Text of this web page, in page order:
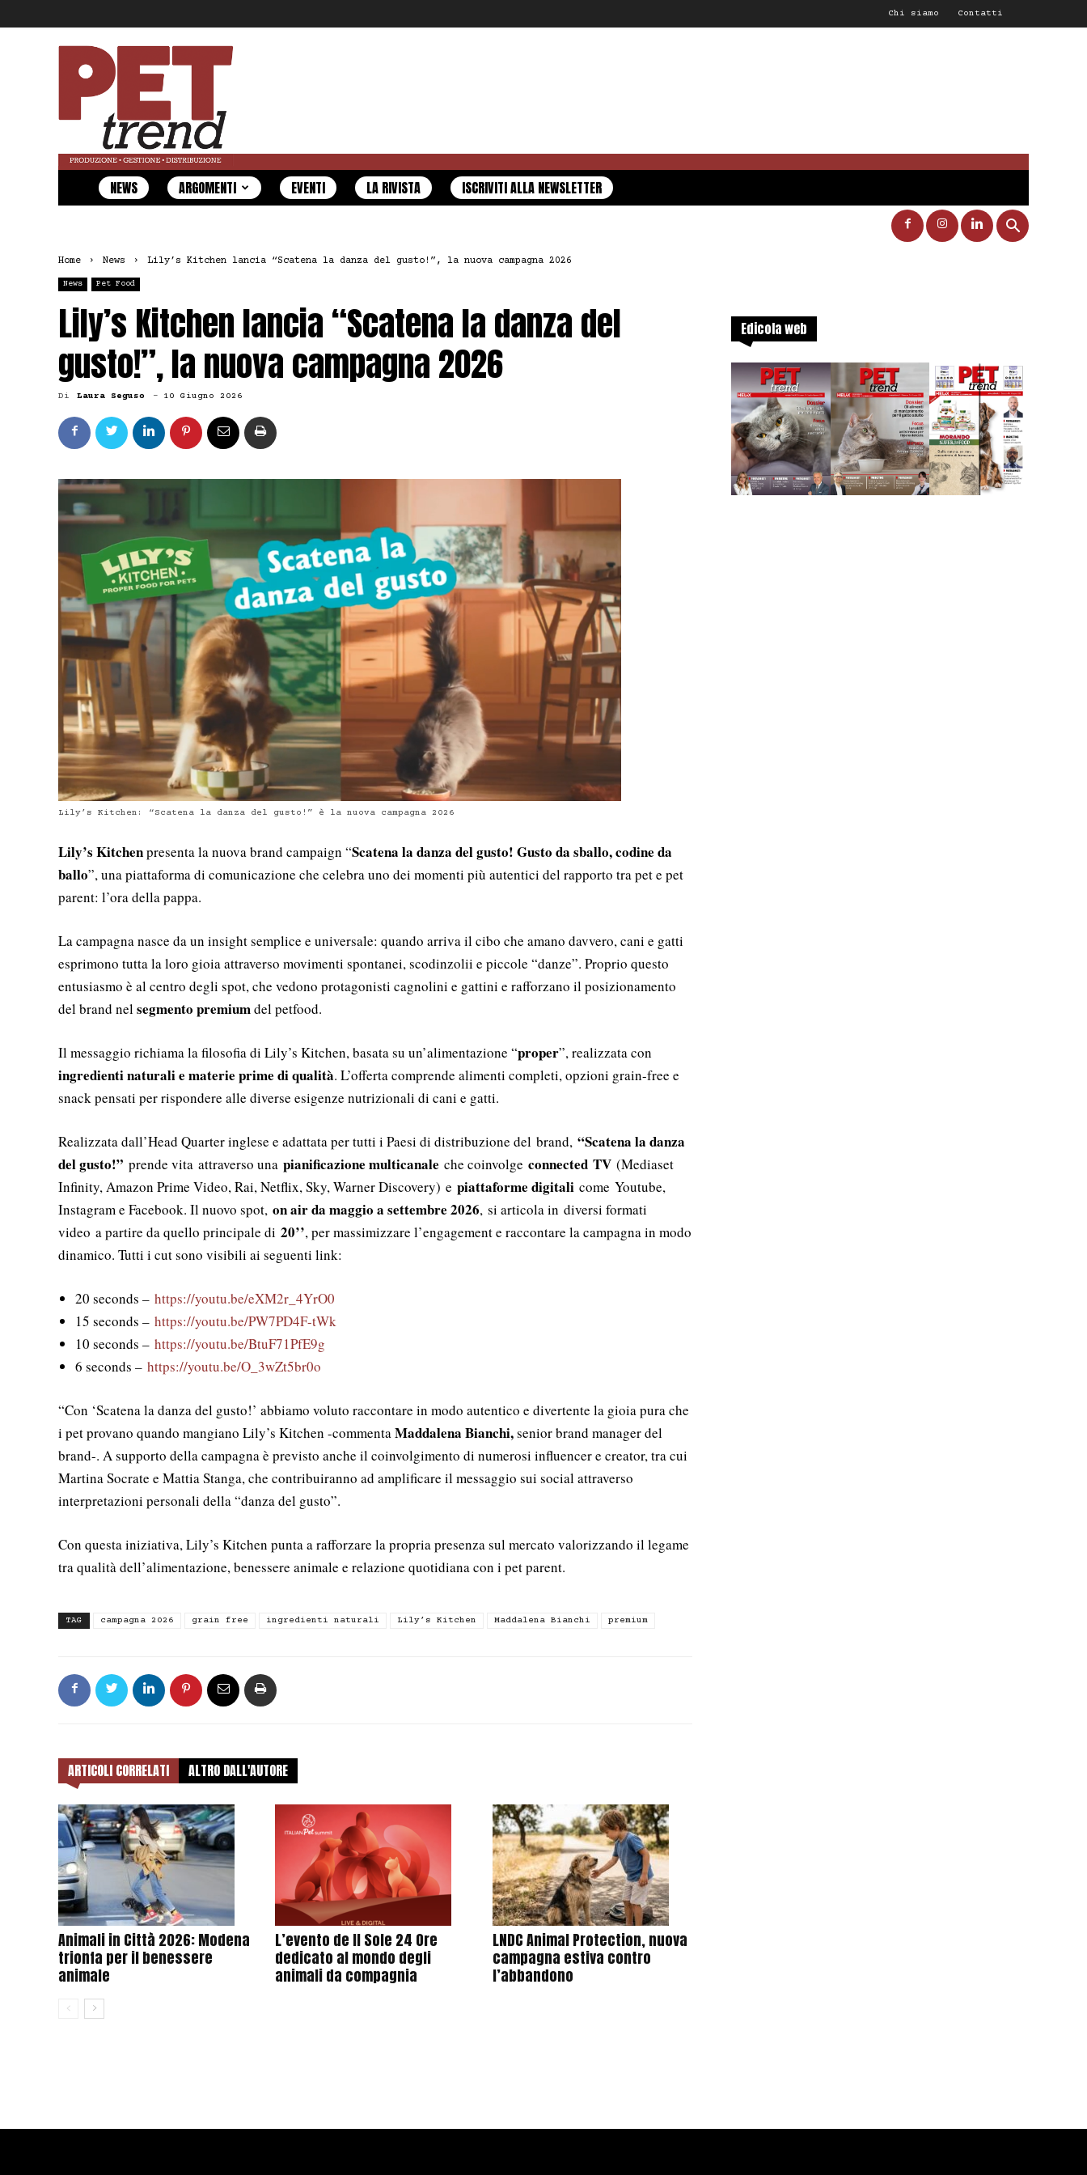
Chi siamo Contatti
Pet
Trend
NEWS ARGOMENTI EVENTI LA RIVISTA ISCRIVITI ALLA NEWSLETTER
Home News Lily’s Kitchen lancia “Scatena la danza del gusto!”, la nuova campagna 2026
News Pet Food
Lily’s Kitchen lancia “Scatena la danza del
gusto!”, la nuova campagna 2026
Di Laura Seguso - 10 Giugno 2026
Lily’s Kitchen: “Scatena la danza del gusto!” è la nuova campagna 2026
Lily’s Kitchenpresenta la nuova brand campaign “Scatena la danza del gusto! Gusto da sballo, codine da
ballo”, una piattaforma di comunicazione che celebra uno dei momenti più autentici del rapporto tra pet e pet
parent: l’ora della pappa.
La campagna nasce da un insight semplice e universale: quando arriva il cibo che amano davvero, cani e gatti
esprimono tutta la loro gioia attraverso movimenti spontanei, scodinzolii e piccole “danze”. Proprio questo
entusiasmo è al centro degli spot, che vedono protagonisti cagnolini e gattini e rafforzano il posizionamento
del brand nelsegmento premiumdel petfood.
Il messaggio richiama la filosofia di Lily’s Kitchen, basata su un’alimentazione “proper”, realizzata con
ingredienti naturali e materie prime di qualità. L’offerta comprende alimenti completi, opzioni grain-free e
snack pensati per rispondere alle diverse esigenze nutrizionali di cani e gatti.
Realizzata dall’Head Quarter inglese e adattata per tutti i Paesi di distribuzione del brand, “Scatena la danza
del gusto!” prende vita attraverso una pianificazione multicanale che coinvolge connected TV (Mediaset
Infinity, Amazon Prime Video, Rai, Netflix, Sky, Warner Discovery) e piattaforme digitali come Youtube,
Instagram e Facebook. Il nuovo spot, on air da maggio a settembre 2026, si articola in diversi formati
video a partire da quello principale di 20’’, per massimizzare l’engagement e raccontare la campagna in modo
dinamico. Tutti i cut sono visibili ai seguenti link:
20 seconds – https://youtu.be/eXM2r_4YrO0
15 seconds – https://youtu.be/PW7PD4F-tWk
10 seconds – https://youtu.be/BtuF71PfE9g
6 seconds – https://youtu.be/O_3wZt5br0o
“Con ‘Scatena la danza del gusto!’ abbiamo voluto raccontare in modo autentico e divertente la gioia pura che
i pet provano quando mangiano Lily’s Kitchen -commentaMaddalena Bianchi,senior brand manager del
brand-. A supporto della campagna è previsto anche il coinvolgimento di numerosi influencer e creator, tra cui
Martina Socrate e Mattia Stanga, che contribuiranno ad amplificare il messaggio sui social attraverso
interpretazioni personali della “danza del gusto”.
Con questa iniziativa, Lily’s Kitchen punta a rafforzare la propria presenza sul mercato valorizzando il legame
tra qualità dell’alimentazione, benessere animale e relazione quotidiana con i pet parent.
TAG campagna 2026 grain free ingredienti naturali Lily’s Kitchen Maddalena Bianchi premium
ARTICOLI CORRELATI ALTRO DALL'AUTORE
Animali in Città 2026: Modena
trionfa per il benessere
animale
L’evento de Il Sole 24 Ore
dedicato al mondo degli
animali da compagnia
LNDC Animal Protection, nuova
campagna estiva contro
l’abbandono
Edicola web